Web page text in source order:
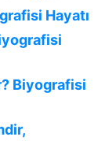
Hayatı
Biyografisi